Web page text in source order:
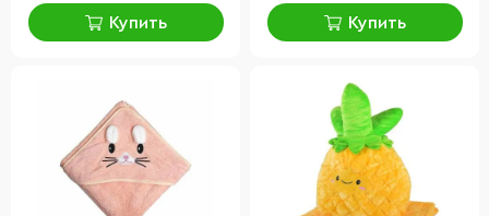
Купить Купить